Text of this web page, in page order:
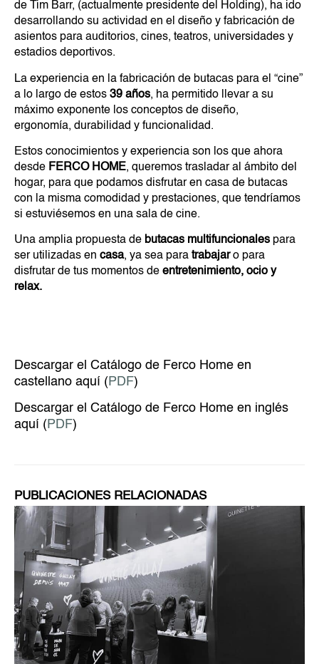
de Tim Barr, (actualmente presidente del Holding), ha ido
desarrollando su actividad en el diseño y fabricación de
asientos para auditorios, cines, teatros, universidades y
estadios deportivos.
La experiencia en la fabricación de butacas para el “cine”
a lo largo de estos 39 años, ha permitido llevar a su
máximo exponente los conceptos de diseño,
ergonomía, durabilidad y funcionalidad.
Estos conocimientos y experiencia son los que ahora
desde FERCO HOME, queremos trasladar al ámbito del
hogar, para que podamos disfrutar en casa de butacas
con la misma comodidad y prestaciones, que tendríamos
si estuviésemos en una sala de cine.
Una amplia propuesta de butacas multifuncionales para
ser utilizadas en casa, ya sea para trabajaro para
disfrutar de tus momentos de entretenimiento, ocio y
relax.
Descargar el Catálogo de Ferco Home en
castellano aquí ( PDF)
Descargar el Catálogo de Ferco Home en inglés
aquí ( PDF)
PUBLICACIONES RELACIONADAS